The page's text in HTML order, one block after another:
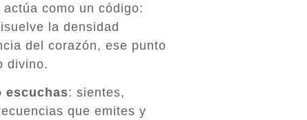
actúa como un código:
la densidad
del corazón, ese punto
divino.
escuchas: sientes,
que emites y